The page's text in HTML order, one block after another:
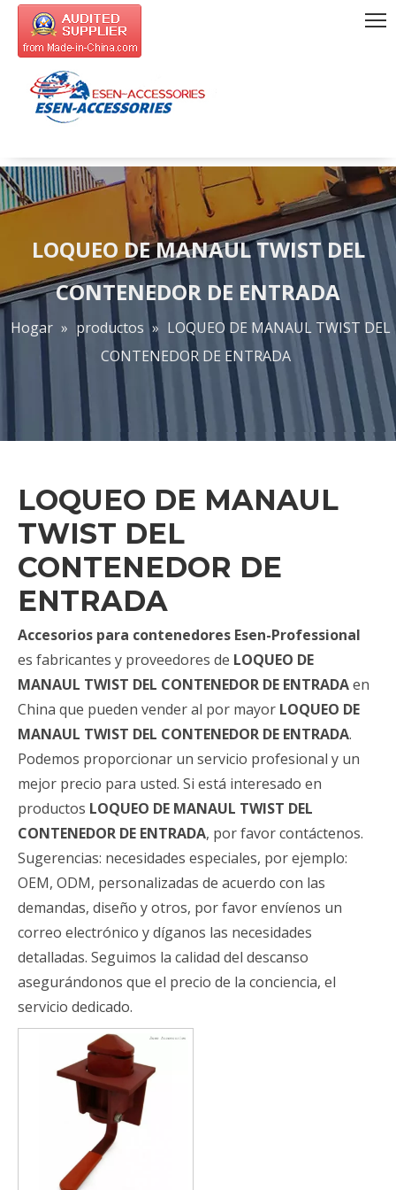
LOQUEO DE MANAUL TWIST DEL
CONTENEDOR DE ENTRADA
Hogar » productos » LOQUEO DE MANAUL TWIST DEL
CONTENEDOR DE ENTRADA
LOQUEO DE MANAUL
TWIST DEL
CONTENEDOR DE
ENTRADA
Accesorios para contenedores Esen-Professional
es fabricantes y proveedores de LOQUEO DE
MANAUL TWIST DEL CONTENEDOR DE ENTRADAen
China que pueden vender al por mayor LOQUEO DE
MANAUL TWIST DEL CONTENEDOR DE ENTRADA.
Podemos proporcionar un servicio profesional y un
mejor precio para usted. Si está interesado en
productos LOQUEO DE MANAUL TWIST DEL
CONTENEDOR DE ENTRADA, por favor contáctenos.
Sugerencias: necesidades especiales, por ejemplo:
OEM, ODM, personalizadas de acuerdo con las
demandas, diseño y otros, por favor envíenos un
correo electrónico y díganos las necesidades
detalladas. Seguimos la calidad del descanso
asegurándonos que el precio de la conciencia, el
servicio dedicado.